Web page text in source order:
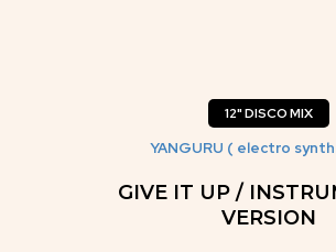
12" DISCO MIX
YANGURU ( electro
GIVE IT UP /
VERSION